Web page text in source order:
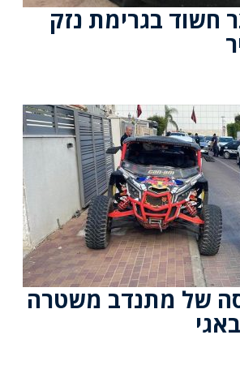
חשוד בגרימת נזק
של מתנדב משטרה